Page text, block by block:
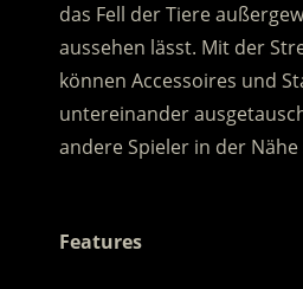
das Fell der Tiere
aussehen lässt. Mit der
können Accessoires und
untereinander
andere Spieler in der Nähe
Features